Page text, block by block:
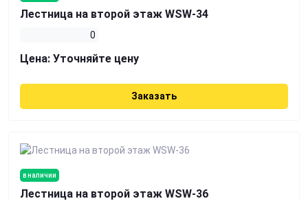
Лестница на второй этаж WSW-34
0
Цена: Уточняйте цену
Заказать
в наличии
Лестница на второй этаж WSW-36